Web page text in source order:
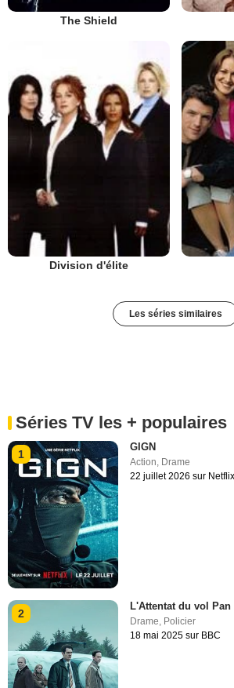
The Shield
Division d'élite
Les séries similaires
Séries TV les + populaires
1
GIGN
Action, Drame
22 juillet 2026 sur Netflix
2
L'Attentat du vol Pan
Drame, Policier
18 mai 2025 sur BBC